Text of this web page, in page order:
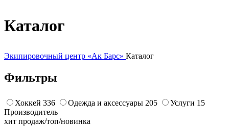
Каталог
Экипировочный центр «Ак Барс» Каталог
Фильтры
Хоккей 336 Одежда и аксессуары 205 Услуги 15
Производитель
хит продаж/топ/новинка